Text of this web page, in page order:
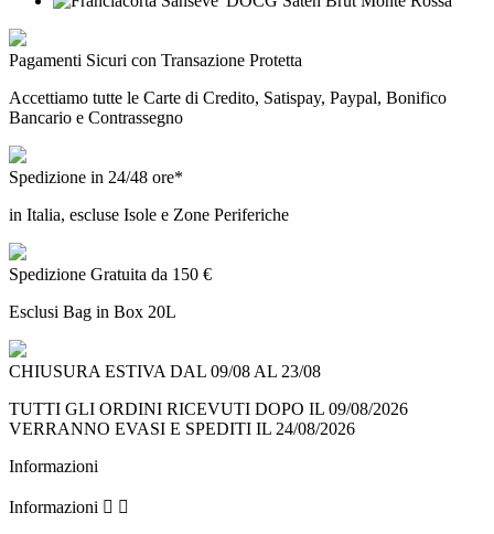
Pagamenti Sicuri con Transazione Protetta
Accettiamo tutte le Carte di Credito, Satispay, Paypal, Bonifico
Bancario e Contrassegno
Spedizione in 24/48 ore*
in Italia, escluse Isole e Zone Periferiche
Spedizione Gratuita da 150 €
Esclusi Bag in Box 20L
CHIUSURA ESTIVA DAL 09/08 AL 23/08
TUTTI GLI ORDINI RICEVUTI DOPO IL 09/08/2026
VERRANNO EVASI E SPEDITI IL 24/08/2026
Informazioni
Informazioni  